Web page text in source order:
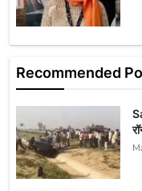
Recommended